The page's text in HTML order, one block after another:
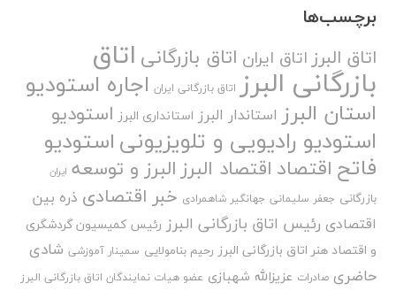
برچسب‌ها
اتاق البرزاتاق ایران اتاق بازرگانی اتاق
بازرگانی البرز اتاق بازرگانی ایران اجاره استودیو
استان البرز استاندار البرز استانداری البرز استودیو
استودیو رادیویی و تلویزیونیاستودیو
فاتح اقتصاد اقتصاد البرزالبرز و توسعه ایران
بازرگانی جعفر سلیمانی جهانگیر شاهمرادی خبر اقتصادی ذره بین
اقتصادی رئیس اتاق بازرگانی البرز رئیس کمیسیون گردشگری
و اقتصاد هنر اتاق بازرگانی البرز رحیم بنامولایی سمینار آموزشی شادی
حاضری صادرات عزیزالله شهبازی عضو هیات نمایندگان اتاق بازرگانی البرز